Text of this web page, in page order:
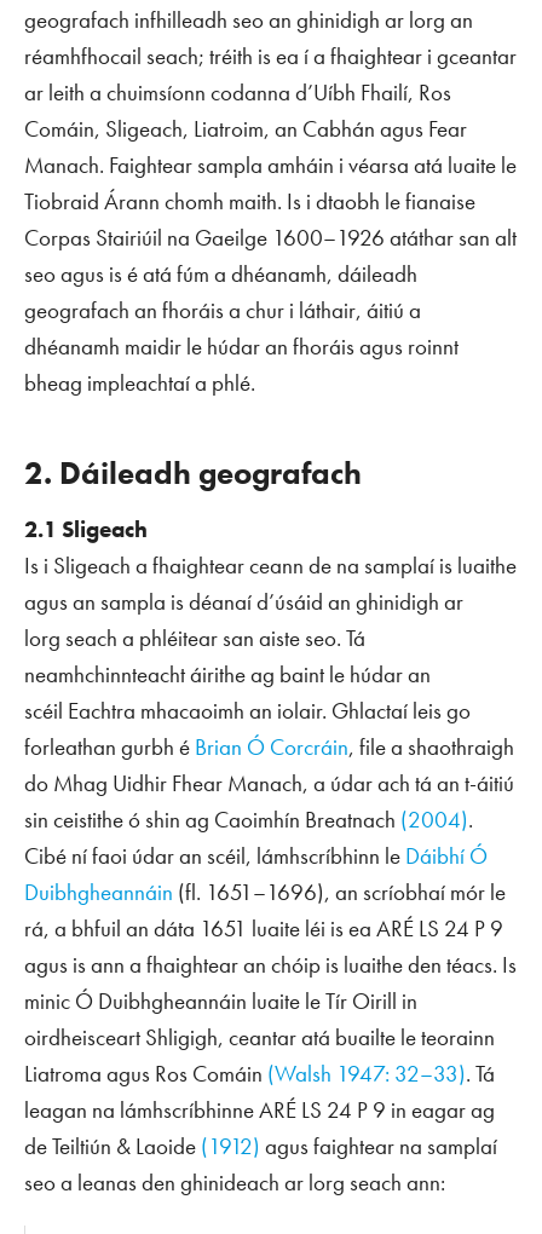
geografach infhilleadh seo an ghinidigh ar lorg an
réamhfhocail seach; tréith is ea í a fhaightear i gceantar
ar leith a chuimsíonn codanna d’Uíbh Fhailí, Ros
Comáin, Sligeach, Liatroim, an Cabhán agus Fear
Manach. Faightear sampla amháin i véarsa atá luaite le
Tiobraid Árann chomh maith. Is i dtaobh le fianaise
Corpas Stairiúil na Gaeilge 1600–1926 atáthar san alt
seo agus is é atá fúm a dhéanamh, dáileadh
geografach an fhoráis a chur i láthair, áitiú a
dhéanamh maidir le húdar an fhoráis agus roinnt
bheag impleachtaí a phlé.
2. Dáileadh geografach
2.1 Sligeach
Is i Sligeach a fhaightear ceann de na samplaí is luaithe
agus an sampla is déanaí d’úsáid an ghinidigh ar
lorg seach a phléitear san aiste seo. Tá
neamhchinnteacht áirithe ag baint le húdar an
scéil Eachtra mhacaoimh an iolair. Ghlactaí leis go
forleathan gurbh é Brian Ó Corcráin, file a shaothraigh
do Mhag Uidhir Fhear Manach, a údar ach tá an t-áitiú
sin ceistithe ó shin ag Caoimhín Breatnach (2004).
Cibé ní faoi údar an scéil, lámhscríbhinn le Dáibhí Ó
Duibhgheannáin (fl. 1651–1696), an scríobhaí mór le
rá, a bhfuil an dáta 1651 luaite léi is ea ARÉ LS 24 P 9
agus is ann a fhaightear an chóip is luaithe den téacs. Is
minic Ó Duibhgheannáin luaite le Tír Oirill in
oirdheisceart Shligigh, ceantar atá buailte le teorainn
Liatroma agus Ros Comáin (Walsh 1947: 32–33). Tá
leagan na lámhscríbhinne ARÉ LS 24 P 9 in eagar ag
de Teiltiún & Laoide (1912) agus faightear na samplaí
seo a leanas den ghinideach ar lorg seach ann: